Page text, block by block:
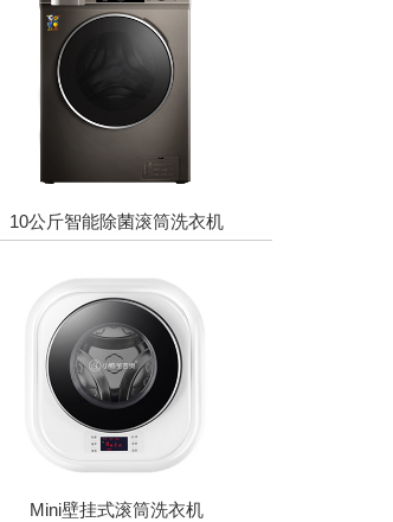
10公斤智能除菌滚筒洗衣机
Mini壁挂式滚筒洗衣机